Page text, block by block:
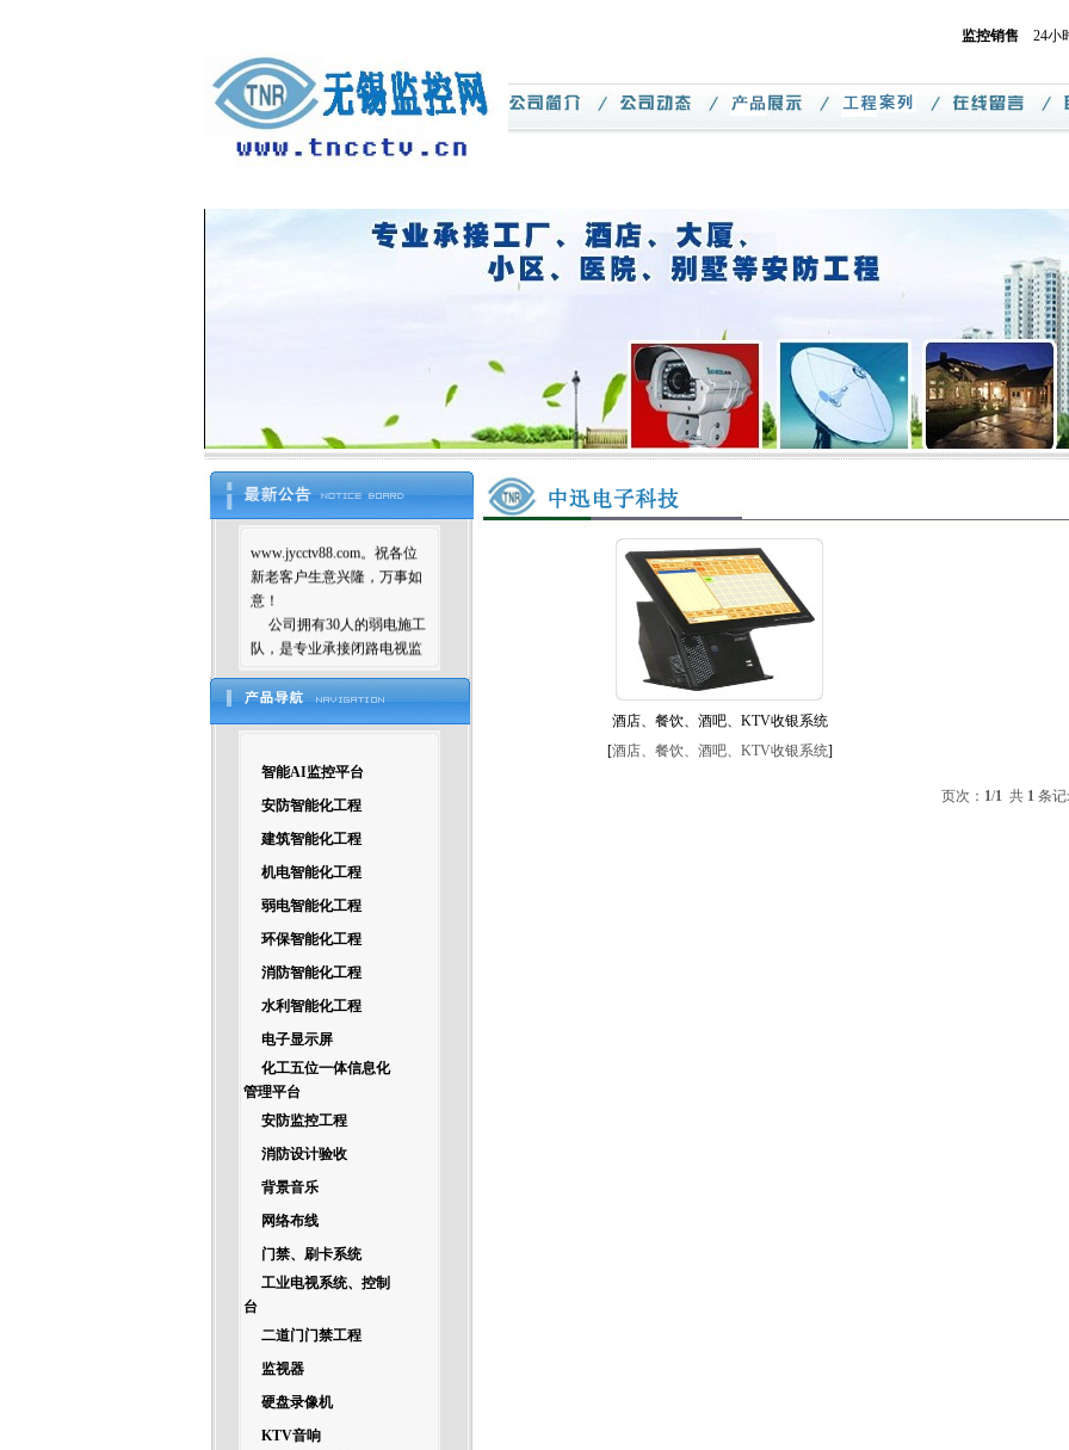
监控销售 24小
欢迎光临江阴市中迅电子
科技有限公司网站－
新老客户生意兴隆，万事如
意！
队，是专业承接闭路电视监
控系统，智能楼宇控制系
统，远程监控系统，防盗报
警系统，门禁考勤系统，网
程规划及设计、工程安装调
试、系统维护等业务的科技
企业。专业为各地弱电公
司、智能化公司设计方案、
出图纸等服务！
智能AI监控平台
安防智能化工程
建筑智能化工程
机电智能化工程
弱电智能化工程
环保智能化工程
消防智能化工程
水利智能化工程
电子显示屏
化工五位一体信息化
管理平台
安防监控工程
消防设计验收
背景音乐
网络布线
门禁、刷卡系统
工业电视系统、控制
台
二道门门禁工程
监视器
硬盘录像机
KTV音响
酒店、餐饮、酒吧、KTV收银系统
[酒店、餐饮、酒吧、KTV收银系统]
页次： 1/1共 1条记